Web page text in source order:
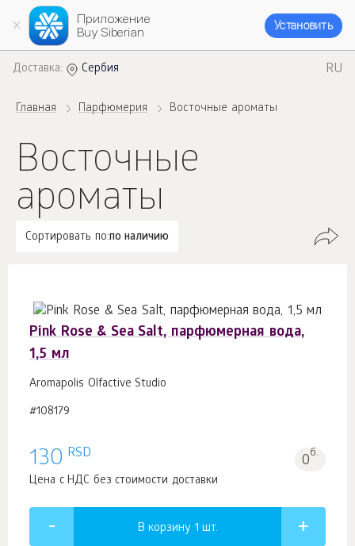
Приложение
Buy Siberian
Установить
Доставка: Сербия RU
Главная Парфюмерия Восточные ароматы
Восточные
ароматы
Сортировать по:по наличию
Pink Rose & Sea Salt, парфюмерная вода,
1,5 мл
Aromapolis Olfactive Studio
#108179
130 RSD 0б.
Цена с НДС без стоимости доставки
В корзину 1 шт.